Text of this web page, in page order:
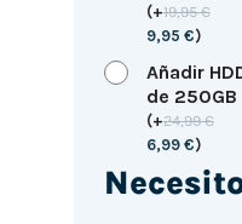
(+19,95€
9,95 €)
Añadir
de 250GB
(+24,99€
6,99 €)